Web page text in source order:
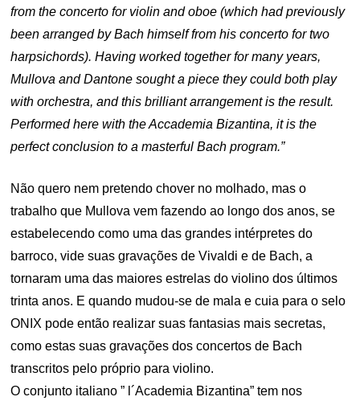
from the concerto for violin and oboe (which had previously
been arranged by Bach himself from his concerto for two
harpsichords). Having worked together for many years,
Mullova and Dantone sought a piece they could both play
with orchestra, and this brilliant arrangement is the result.
Performed here with the Accademia Bizantina, it is the
perfect conclusion to a masterful Bach program.”
Não quero nem pretendo chover no molhado, mas o
trabalho que Mullova vem fazendo ao longo dos anos, se
estabelecendo como uma das grandes intérpretes do
barroco, vide suas gravações de Vivaldi e de Bach, a
tornaram uma das maiores estrelas do violino dos últimos
trinta anos. E quando mudou-se de mala e cuia para o selo
ONIX pode então realizar suas fantasias mais secretas,
como estas suas gravações dos concertos de Bach
transcritos pelo próprio para violino.
O conjunto italiano ” l´Academia Bizantina” tem nos